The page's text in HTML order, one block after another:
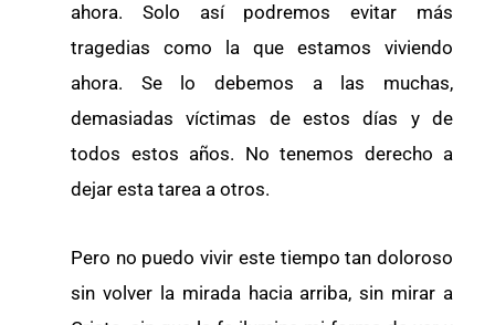
ahora. Solo así podremos evitar más
tragedias como la que estamos viviendo
ahora. Se lo debemos a las muchas,
demasiadas víctimas de estos días y de
todos estos años. No tenemos derecho a
dejar esta tarea a otros.
Pero no puedo vivir este tiempo tan doloroso
sin volver la mirada hacia arriba, sin mirar a